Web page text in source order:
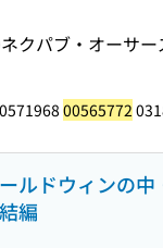
クパブ・オーサー
00565772
ルドウィンの
編